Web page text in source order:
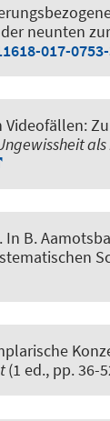
neunten
017-
. In B.
(1 ed., pp. 36-